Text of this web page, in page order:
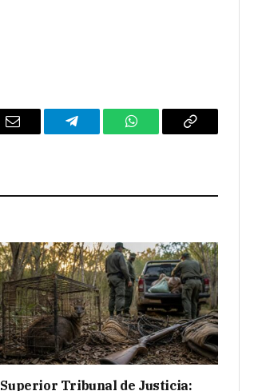
Email Telegram WhatsAppCopy
Superior Tribunal de Justicia: